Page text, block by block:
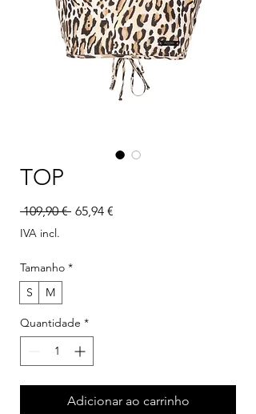
TOP
109,90 € Preço normal
65,94 €
IVA incl.
Tamanho *
S
M
Quantidade *
Adicionar ao carrinho